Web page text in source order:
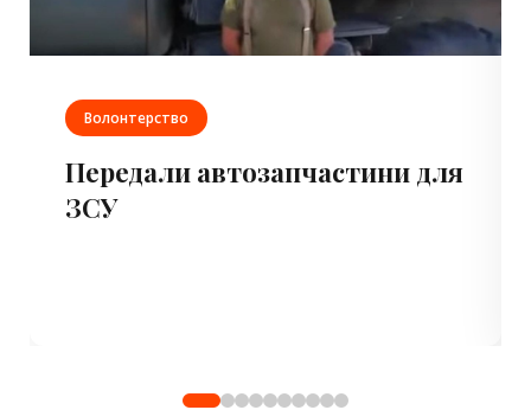
Волонтерство
Передали автозапчастини для
ЗСУ